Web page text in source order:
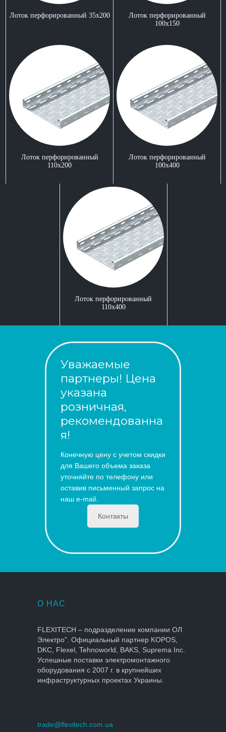
Лоток перфорированный 35x200
Лоток перфорированный
100x150
Лоток перфорированный
110x200
Лоток перфорированный
100x400
Лоток перфорированный
110x400
Уважаемые
партнеры! Цена
указана
розничная,
рекомендованна
я!
Конечную цену с учетом скидки
для Вашего объема заказа
уточняйте по телефону или
оставив письменный запрос на
наш e-mail.
Контакты
О НАС
FLEXITECH – подразделение компании ОЛ
Электро”. Официальный партнер KOPOS,
DKC, Flexel, Tehnoworld, BAKS, Suprema Inc.
Успешные поставки электромонтажного
оборудования с 2007 г. в крупнейших
инфраструктурных проектах Украины.
trade@flexitech.com.ua